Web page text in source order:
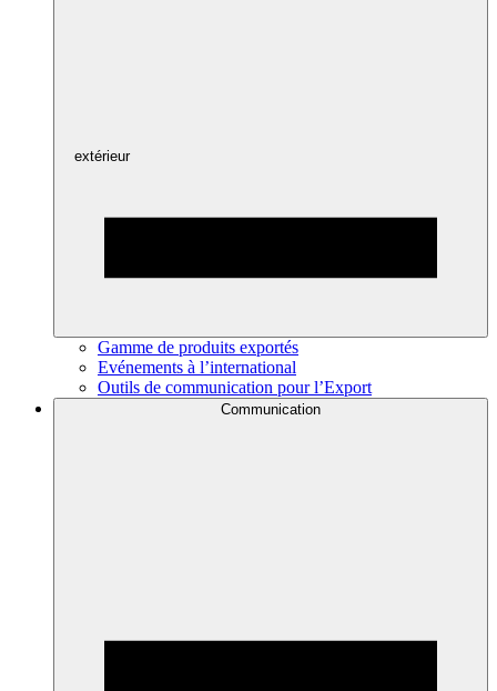
extérieur
Gamme de produits exportés
Evénements à l’international
Outils de communication pour l’Export
Communication